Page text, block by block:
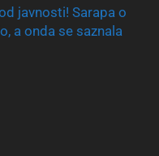
javnosti! Sarapa o
a onda se saznala